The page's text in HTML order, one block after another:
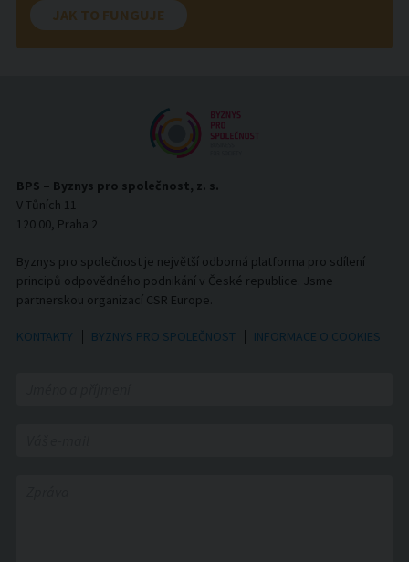
JAK TO FUNGUJE
BPS – Byznys pro společnost, z. s.
V Tůních 11
120 00, Praha 2
Byznys pro společnost je největší odborná platforma pro sdílení
principů odpovědného podnikání v České republice. Jsme
partnerskou organizací CSR Europe.
KONTAKTY BYZNYS PRO SPOLEČNOST INFORMACE O COOKIES